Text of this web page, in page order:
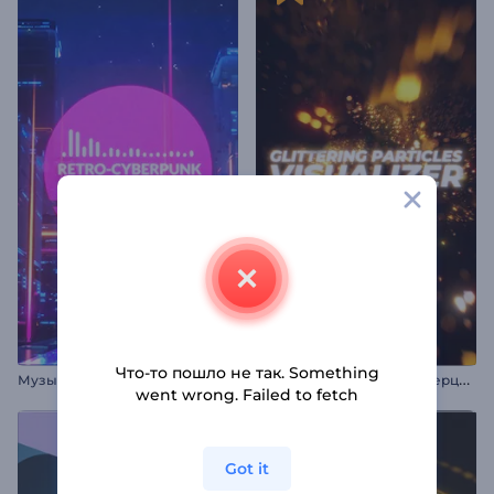
М
узыкальный визуализатор в стиле ретро-киберпанк В
изуализатор музыки: Мерцающие частицы
Что-то пошло не так. Something
went wrong. Failed to fetch
Got it